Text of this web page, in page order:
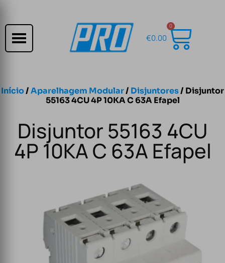
€0.00
0
Início/Aparelhagem Modular/ Disjuntores/ Disjuntor
55163 4CU 4P 10KA C 63A Efapel
Disjuntor 55163 4CU
4P 10KA C 63A Efapel